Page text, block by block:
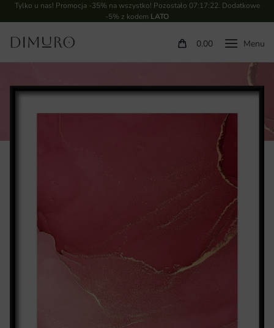
Tylko u nas! Promocja -35% na wszystko! Pozostało 07:17:21. Dodatkowe
-5% z kodem LATO
0.00